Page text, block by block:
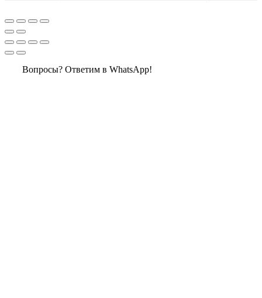
Вопросы? Ответим в WhatsApp!